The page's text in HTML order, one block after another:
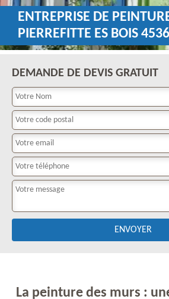
ENTREPRISE DE
PIERREFITTE ES BOIS
DEMANDE DE DEVIS GRATUIT
La peinture des murs :